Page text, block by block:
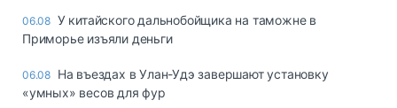
06.08 У китайского дальнобойщика на таможне в
Приморье изъяли деньги
06.08 Ha въeздax в Улaн-Удэ зaвepшaют ycтaнoвкy
«yмныx» вecoв для фyp